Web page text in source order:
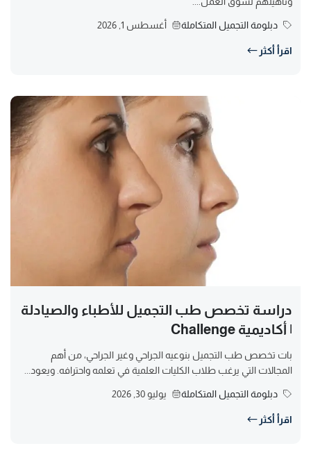
دبلومة التجميل المتكاملة أغسطس 1, 2026
اقرأ أكثر
دراسة تخصص طب التجميل للأطباء والصيادلة
| أكاديمية Challenge
بات تخصص طب التجميل بنوعيه الجراحي وغير الجراحي، من أهم
المجالات التي يرغب طلاب الكليات العلمية في تعلمه واحترافه. ويعود...
دبلومة التجميل المتكاملة يوليو 30, 2026
اقرأ أكثر